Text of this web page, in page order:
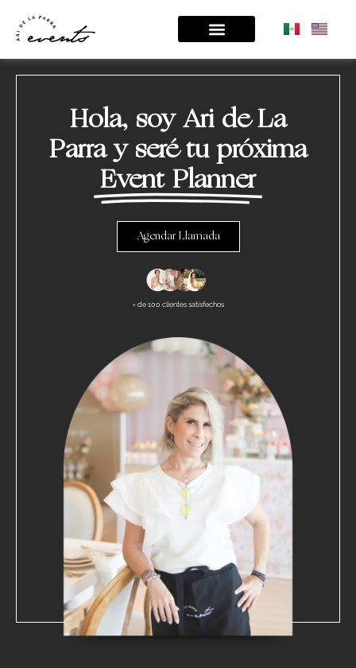
Hola, soy Ari de La
Parra y seré tu próxima
Event Planner
Agendar Llamada
+ de 100 clientes satisfechos